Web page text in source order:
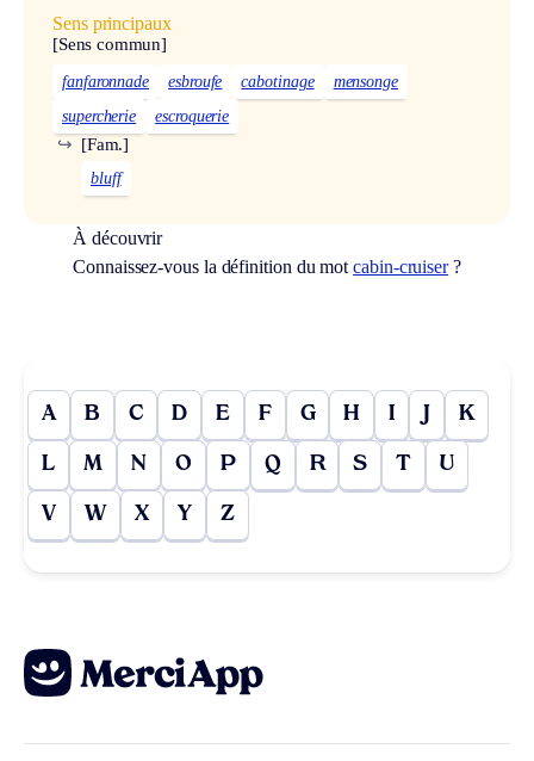
Sens principaux
[Sens commun]
fanfaronnade esbroufe cabotinage
mensonge
supercherie
escroquerie
[Fam.]
↪
bluff
À découvrir
Connaissez-vous la définition du motcabin-cruiser?
A B C D E F G H I J K
L M N O P Q R S T U
V W X Y Z